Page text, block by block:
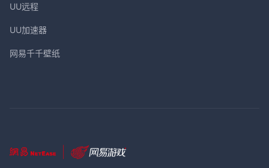
UU远程
UU加速器
网易千千壁纸